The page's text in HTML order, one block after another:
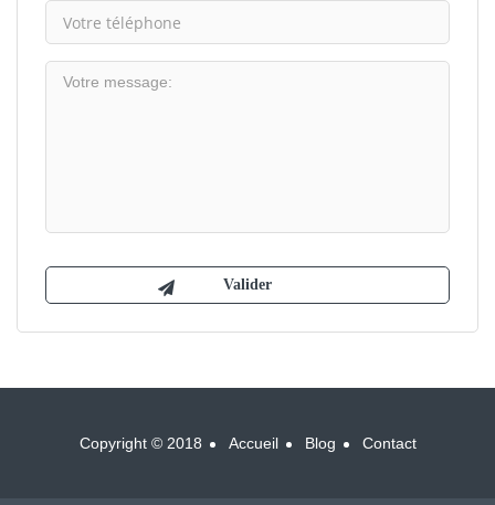
Copyright © 2018 Accueil Blog Contact